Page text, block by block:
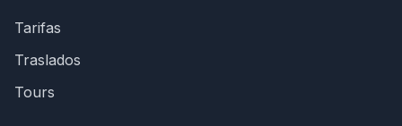
Tarifas
Traslados
Tours